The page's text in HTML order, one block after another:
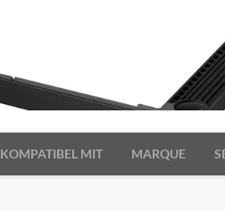
KOMPATIBEL MIT MARQUE